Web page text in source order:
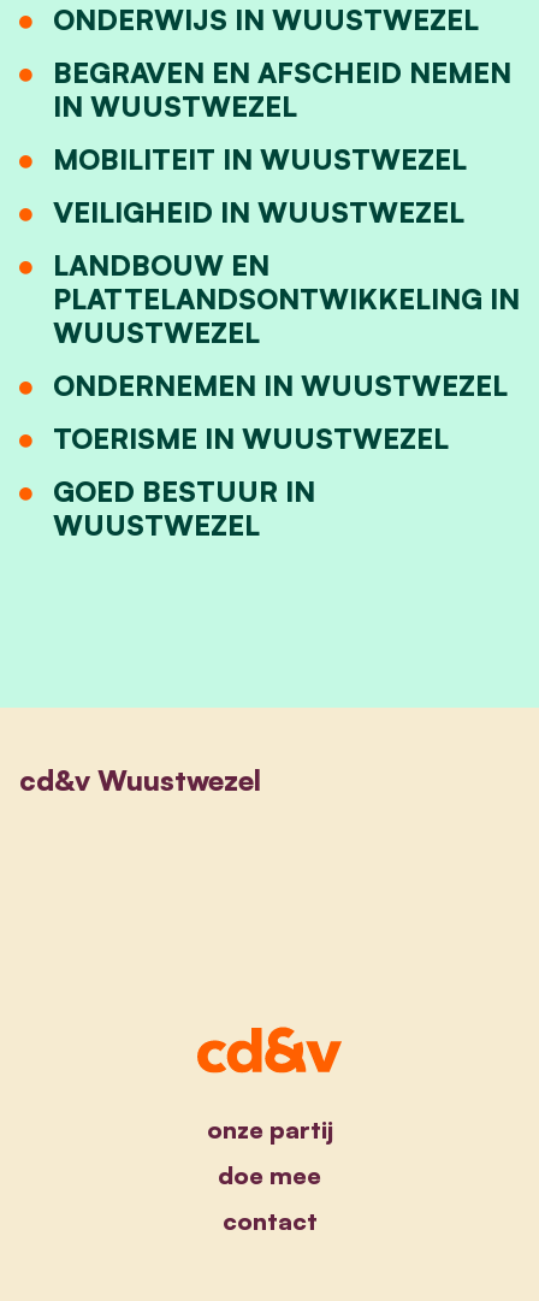
ONDERWIJS IN WUUSTWEZEL
BEGRAVEN EN AFSCHEID NEMEN
IN WUUSTWEZEL
MOBILITEIT IN WUUSTWEZEL
VEILIGHEID IN WUUSTWEZEL
LANDBOUW EN
PLATTELANDSONTWIKKELING IN
WUUSTWEZEL
ONDERNEMEN IN WUUSTWEZEL
TOERISME IN WUUSTWEZEL
GOED BESTUUR IN
WUUSTWEZEL
cd&v Wuustwezel
onze partij
doe mee
contact